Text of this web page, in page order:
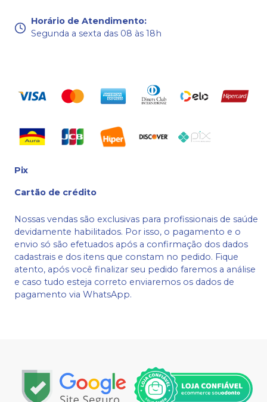
Horário de Atendimento:
Segunda a sexta das 08 às 18h
Pix
Cartão de crédito
Nossas vendas são exclusivas para profissionais de saúde
devidamente habilitados. Por isso, o pagamento e o
envio só são efetuados após a confirmação dos dados
cadastrais e dos itens que constam no pedido. Fique
atento, após você finalizar seu pedido faremos a análise
e caso tudo esteja correto enviaremos os dados de
pagamento via WhatsApp.